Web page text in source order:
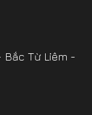
Bắc Từ Liêm -